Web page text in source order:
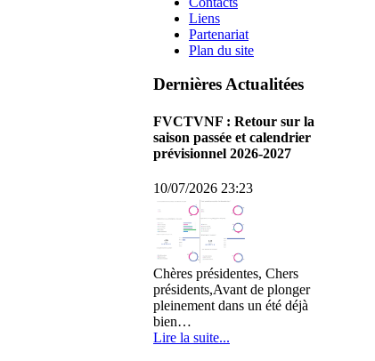
Liens
Partenariat
Plan du site
Dernières Actualitées
FVCTVNF : Retour sur la
saison passée et calendrier
prévisionnel 2026-2027
10/07/2026 23:23
Chères présidentes, Chers
présidents,Avant de plonger
pleinement dans un été déjà
bien…
Lire la suite...